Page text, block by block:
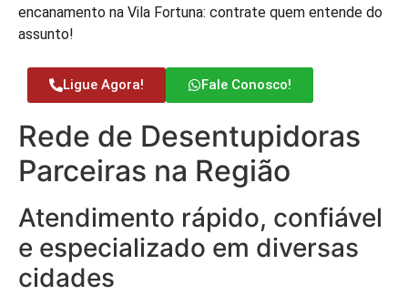
encanamento na Vila Fortuna: contrate quem entende do
assunto!
Ligue Agora! Fale Conosco!
Rede de Desentupidoras
Parceiras na Região
Atendimento rápido, confiável
e especializado em diversas
cidades